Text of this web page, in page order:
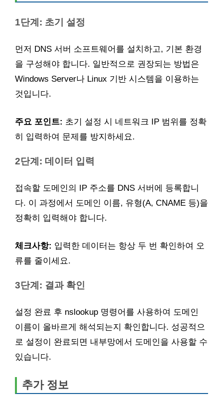
1단계: 초기 설정
먼저 DNS 서버 소프트웨어를 설치하고, 기본 환경
을 구성해야 합니다. 일반적으로 권장되는 방법은
Windows Server나 Linux 기반 시스템을 이용하는
것입니다.
주요 포인트: 초기 설정 시 네트워크 IP 범위를 정확
히 입력하여 문제를 방지하세요.
2단계: 데이터 입력
접속할 도메인의 IP 주소를 DNS 서버에 등록합니
다. 이 과정에서 도메인 이름, 유형(A, CNAME 등)을
정확히 입력해야 합니다.
체크사항: 입력한 데이터는 항상 두 번 확인하여 오
류를 줄이세요.
3단계: 결과 확인
설정 완료 후 nslookup 명령어를 사용하여 도메인
이름이 올바르게 해석되는지 확인합니다. 성공적으
로 설정이 완료되면 내부망에서 도메인을 사용할 수
있습니다.
추가 정보